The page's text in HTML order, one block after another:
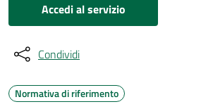
Accedi al servizio
Condividi
Normativa di riferimento